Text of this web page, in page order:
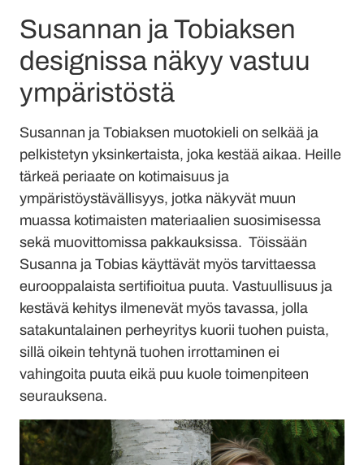
Susannan ja Tobiaksen
designissa näkyy vastuu
ympäristöstä
Susannan ja Tobiaksen muotokieli on selkää ja
pelkistetyn yksinkertaista, joka kestää aikaa. Heille
tärkeä periaate on kotimaisuus ja
ympäristöystävällisyys, jotka näkyvät muun
muassa kotimaisten materiaalien suosimisessa
sekä muovittomissa pakkauksissa. Töissään
Susanna ja Tobias käyttävät myös tarvittaessa
eurooppalaista sertifioitua puuta. Vastuullisuus ja
kestävä kehitys ilmenevät myös tavassa, jolla
satakuntalainen perheyritys kuorii tuohen puista,
sillä oikein tehtynä tuohen irrottaminen ei
vahingoita puuta eikä puu kuole toimenpiteen
seurauksena.